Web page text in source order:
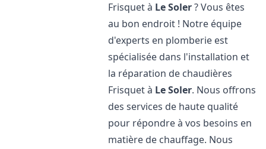
Frisquet à Le Soler? Vous êtes
au bon endroit ! Notre équipe
d'experts en plomberie est
spécialisée dans l'installation et
la réparation de chaudières
Frisquet à Le Soler. Nous offrons
des services de haute qualité
pour répondre à vos besoins en
matière de chauffage. Nous